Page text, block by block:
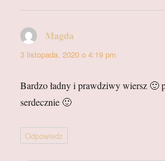
Magda
3 listopada, 2020 o 4:19 pm
Bardzo ładny i prawdziwy wiersz 🙂
serdecznie 🙂
Odpowiedz